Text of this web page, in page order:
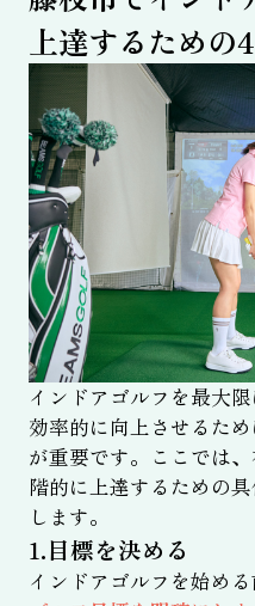
上達するための
インドアゴルフを最大
効率的に向上させるた
が重要です。ここでは
階的に上達するための
します。
1.目標を決める
インドアゴルフを始め